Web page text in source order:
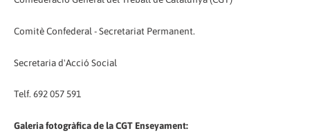
Comitè Confederal - Secretariat Permanent.
Secretaria d'Acció Social
Telf. 692 057 591
Galeria fotogràfica de la CGT Enseyament: